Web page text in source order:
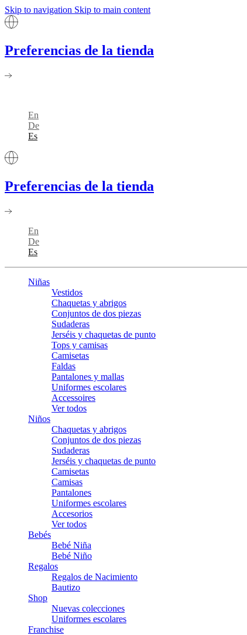
Skip to navigation Skip to main content
Preferencias de la tienda
En
De
Es
Preferencias de la tienda
En
De
Es
Niñas
Vestidos
Chaquetas y abrigos
Conjuntos de dos piezas
Sudaderas
Jerséis y chaquetas de punto
Tops y camisas
Camisetas
Faldas
Pantalones y mallas
Uniformes escolares
Accessoires
Ver todos
Niños
Chaquetas y abrigos
Conjuntos de dos piezas
Sudaderas
Jerséis y chaquetas de punto
Camisetas
Camisas
Pantalones
Uniformes escolares
Accesorios
Ver todos
Bebés
Bebé Niña
Bebé Niño
Regalos
Regalos de Nacimiento
Bautizo
Shop
Nuevas colecciones
Uniformes escolares
Franchise